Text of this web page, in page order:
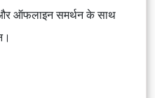
ऑफलाइन समर्थन के साथ